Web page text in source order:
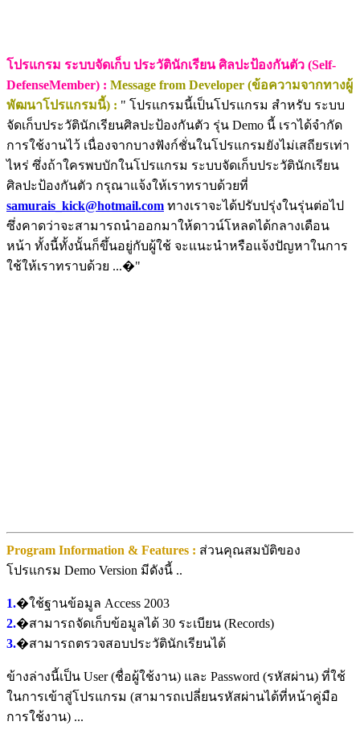
โปรแกรม ระบบจัดเก็บ ประวัตินักเรียน ศิลปะป้องกันตัว (Self-
DefenseMember) : Message from Developer (ข้อความจากทางผู้
พัฒนาโปรแกรมนี้) : " โปรแกรมนี้เป็นโปรแกรม สำหรับ ระบบ
จัดเก็บประวัตินักเรียนศิลปะป้องกันตัว รุ่น Demo นี้ เราได้จำกัด
การใช้งานไว้ เนื่องจากบางฟังก์ชั่นในโปรแกรมยังไม่เสถียรเท่า
ไหร่ ซึ่งถ้าใครพบบักในโปรแกรม ระบบจัดเก็บประวัตินักเรียน
ศิลปะป้องกันตัว กรุณาแจ้งให้เราทราบด้วยที่
samurais_kick@hotmail.com ทางเราจะได้ปรับปรุ่งในรุ่นต่อไป
ซึ่งคาดว่าจะสามารถนำออกมาให้ดาวน์โหลดได้กลางเดือน
หน้า ทั้งนี้ทั้งนั้นก็ขึ้นอยู่กับผู้ใช้ จะแนะนำหรือแจ้งปัญหาในการ
ใช้ให้เราทราบด้วย ...�"
Program Information & Features : ส่วนคุณสมบัติของ
โปรแกรม Demo Version มีดังนี้ ..
1.�ใช้ฐานข้อมูล Access 2003
2.�สามารถจัดเก็บข้อมูลได้ 30 ระเบียน (Records)
3.�สามารถตรวจสอบประวัตินักเรียนได้
ข้างล่างนี้เป็น User (ชื่อผู้ใช้งาน) และ Password (รหัสผ่าน) ที่ใช้
ในการเข้าสู่โปรแกรม (สามารถเปลี่ยนรหัสผ่านได้ที่หน้าคู่มือ
การใช้งาน) ...